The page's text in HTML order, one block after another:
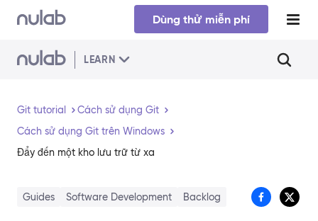
Skip to main content
Dùng thử miễn phí
LEARN
Git tutorial
Cách sử dụng Git
Cách sử dụng Git trên Windows
Đẩy đến một kho lưu trữ từ xa
Guides Software Development Backlog